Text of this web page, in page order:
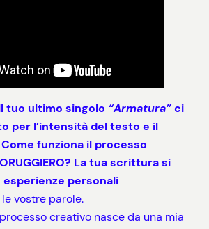
tuo ultimo singolo “Armatura”ci
per l’intensità del testo e il
funziona il processo
La tua scrittura si
esperienze personali
vostre parole.
creativo nasce da una mia